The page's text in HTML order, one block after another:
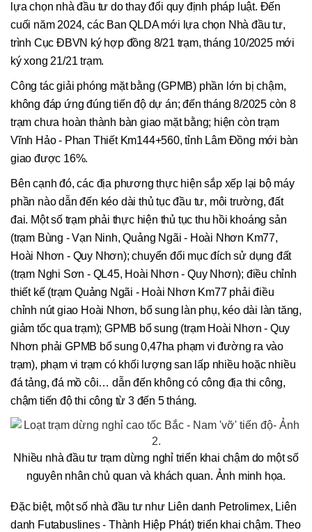
lựa chọn nhà đầu tư do thay đổi quy định pháp luật. Đến
cuối năm 2024, các Ban QLDA mới lựa chọn Nhà đầu tư,
trình Cục ĐBVN ký hợp đồng 8/21 trạm, tháng 10/2025 mới
ký xong 21/21 trạm.
Công tác giải phóng mặt bằng (GPMB) phần lớn bị chậm,
không đáp ứng đúng tiến độ dự án; đến tháng 8/2025 còn 8
trạm chưa hoàn thành bàn giao mặt bằng; hiện còn trạm
Vĩnh Hảo - Phan Thiết Km144+560, tỉnh Lâm Đồng mới bàn
giao được 16%.
Bên cạnh đó, các địa phương thực hiện sắp xếp lại bộ máy
phần nào dẫn đến kéo dài thủ tục đầu tư, môi trường, đất
đai. Một số trạm phải thực hiện thủ tục thu hồi khoáng sản
(trạm Bùng - Vạn Ninh, Quảng Ngãi - Hoài Nhơn Km77,
Hoài Nhơn - Quy Nhơn); chuyển đổi mục đích sử dụng đất
(trạm Nghi Sơn - QL45, Hoài Nhơn - Quy Nhơn); điều chỉnh
thiết kế (trạm Quảng Ngãi - Hoài Nhơn Km77 phải điều
chỉnh nút giao Hoài Nhơn, bổ sung làn phụ, kéo dài làn tăng,
giảm tốc qua trạm); GPMB bổ sung (trạm Hoài Nhơn - Quy
Nhơn phải GPMB bổ sung 0,47ha phạm vi đường ra vào
trạm), phạm vi trạm có khối lượng san lấp nhiều hoặc nhiều
đá tảng, đá mồ côi… dẫn đến không có công địa thi công,
chậm tiến độ thi công từ 3 đến 5 tháng.
Nhiều nhà đầu tư trạm dừng nghỉ triển khai chậm do một số
nguyên nhân chủ quan và khách quan. Ảnh minh họa.
Đặc biệt, một số nhà đầu tư như Liên danh Petrolimex, Liên
danh Futabuslines - Thành Hiệp Phát) triển khai chậm. Theo